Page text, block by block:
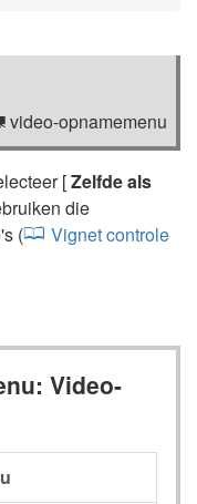
video-opnamemenu
[Zelfde als
die
(
Vignet controle
Video-